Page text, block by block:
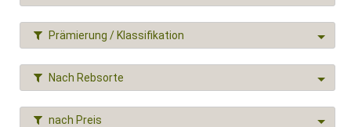
Prämierung / Klassifikation
Nach Rebsorte
nach Preis